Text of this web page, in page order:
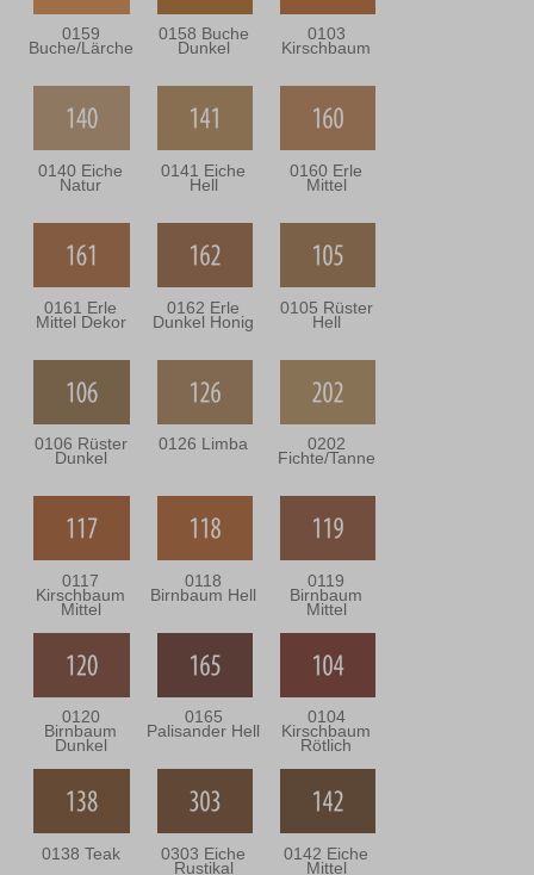
0159
Buche/Lärche
0158 Buche
Dunkel
0103
Kirschbaum
0140 Eiche
Natur
0141 Eiche
Hell
0160 Erle
Mittel
0161 Erle
Mittel Dekor
0162 Erle
Dunkel Honig
0105 Rüster
Hell
0106 Rüster
Dunkel
0126 Limba 0202
Fichte/Tanne
0117
Kirschbaum
Mittel
0118
Birnbaum Hell
0119
Birnbaum
Mittel
0120
Birnbaum
Dunkel
0165
Palisander Hell
0104
Kirschbaum
Rötlich
0138 Teak 0303 Eiche
Rustikal
0142 Eiche
Mittel